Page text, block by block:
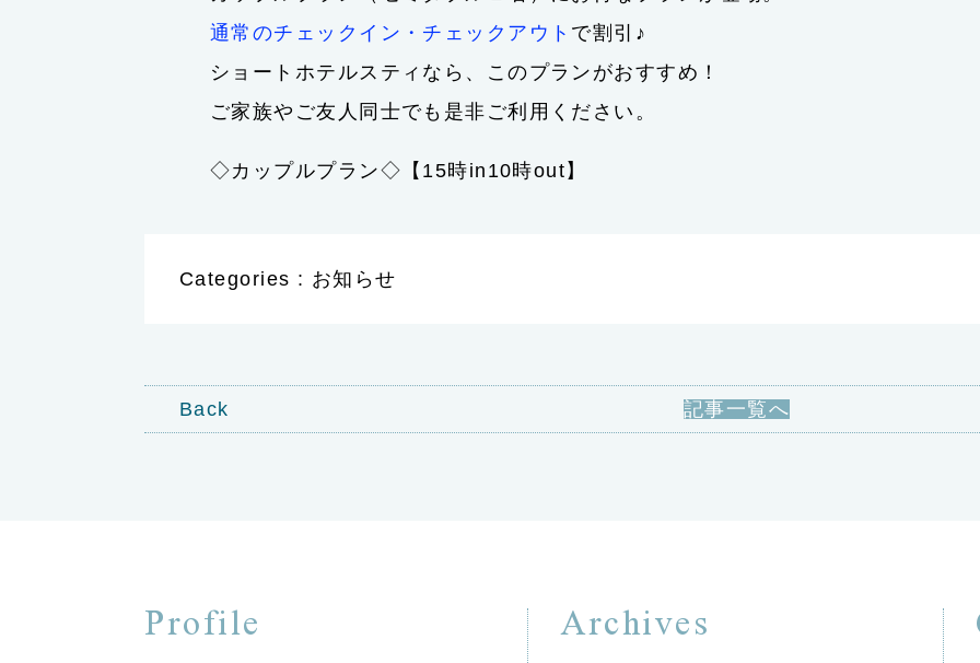
通常のチェックイン・チェックアウト で割引♪
ショートホテルスティなら、このプランがおすすめ！
ご家族やご友人同士でも是非ご利用ください。
◇カップルプラン◇【15時in10時out】
Categories : お知らせ
Back 記事一覧へ
Profile Archives